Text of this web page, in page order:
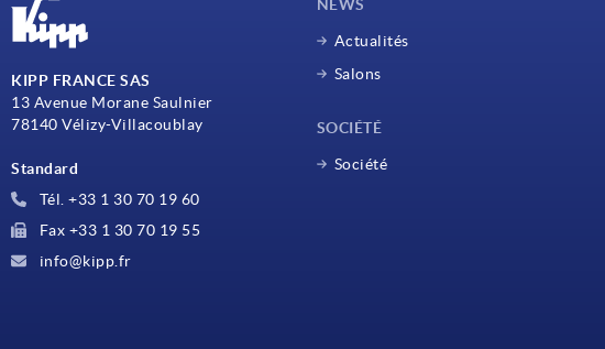
KIPP FRANCE SAS
13 Avenue Morane Saulnier
78140 Vélizy-Villacoublay
Standard
Tél. +33 1 30 70 19 60
Fax +33 1 30 70 19 55
info@kipp.fr
NEWS
Actualités
Salons
SOCIÉTÉ
Société